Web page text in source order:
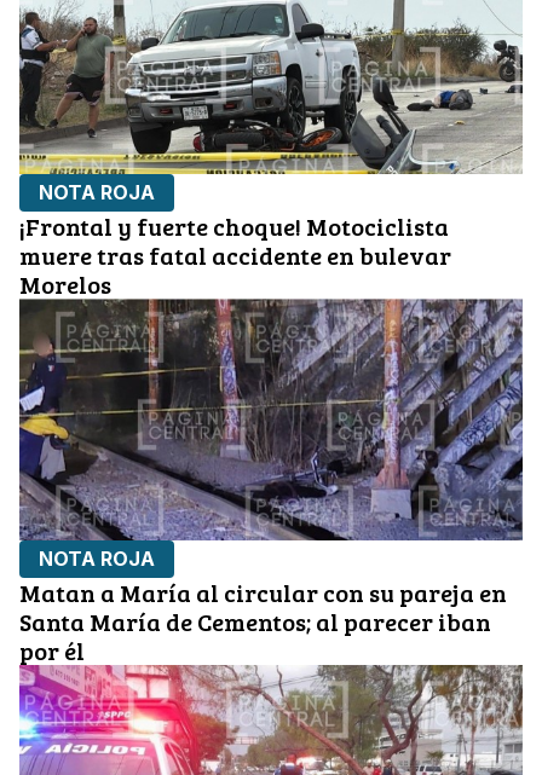
NOTA ROJA
¡Frontal y fuerte choque! Motociclista
muere tras fatal accidente en bulevar
Morelos
NOTA ROJA
Matan a María al circular con su pareja en
Santa María de Cementos; al parecer iban
por él